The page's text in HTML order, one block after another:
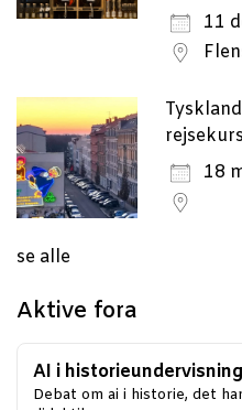
11
18
se alle
Aktive fora
AI i historieundervisning
Debat om ai i historie, det